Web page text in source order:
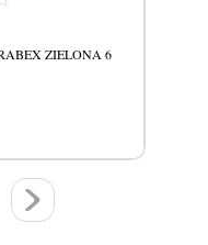
ZIELONA 6